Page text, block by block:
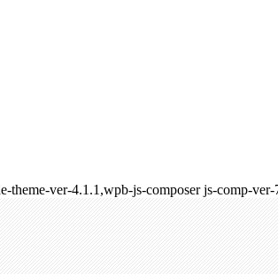
theme-ver-4.1.1,wpb-js-composer js-comp-